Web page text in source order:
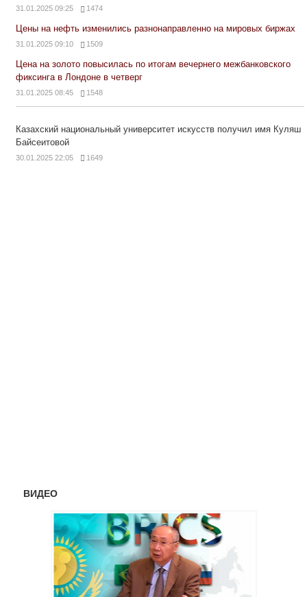
31.01.2025 09:25 1474
Цены на нефть изменились разнонаправленно на мировых биржах
31.01.2025 09:10 1509
Цена на золото повысилась по итогам вечернего межбанковского
фиксинга в Лондоне в четверг
31.01.2025 08:45 1548
Казахский национальный университет искусств получил имя Куляш
Байсеитовой
30.01.2025 22:05 1649
ВИДЕО